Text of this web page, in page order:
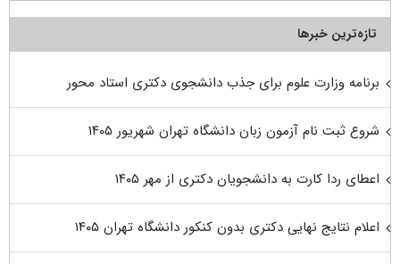
تازه‌ترین خبرها
برنامه وزارت علوم برای جذب دانشجوی دکتری استاد محور
شروع ثبت نام آزمون زبان دانشگاه تهران شهریور ۱۴۰۵
اعطای ردا کارت به دانشجویان دکتری از مهر ۱۴۰۵
اعلام نتایج نهایی دکتری بدون کنکور دانشگاه تهران ۱۴۰۵